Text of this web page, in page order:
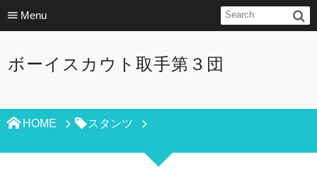
Menu
ボーイスカウト取手第３団
HOME スタンツ